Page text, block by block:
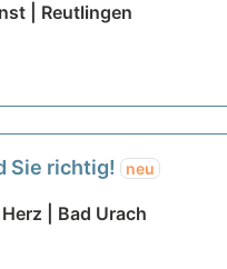
| Reutlingen
Sie richtig! neu
| Bad Urach